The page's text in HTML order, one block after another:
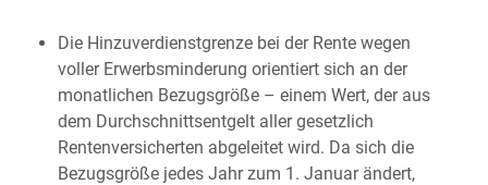
Die Hinzuverdienstgrenze bei der Rente wegen
voller Erwerbsminderung orientiert sich an der
monatlichen Bezugsgröße – einem Wert, der aus
dem Durchschnittsentgelt aller gesetzlich
Rentenversicherten abgeleitet wird. Da sich die
Bezugsgröße jedes Jahr zum 1. Januar ändert,